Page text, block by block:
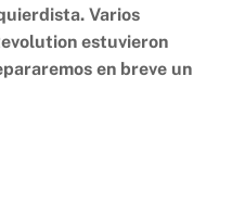
Varios
estuvieron
en breve un